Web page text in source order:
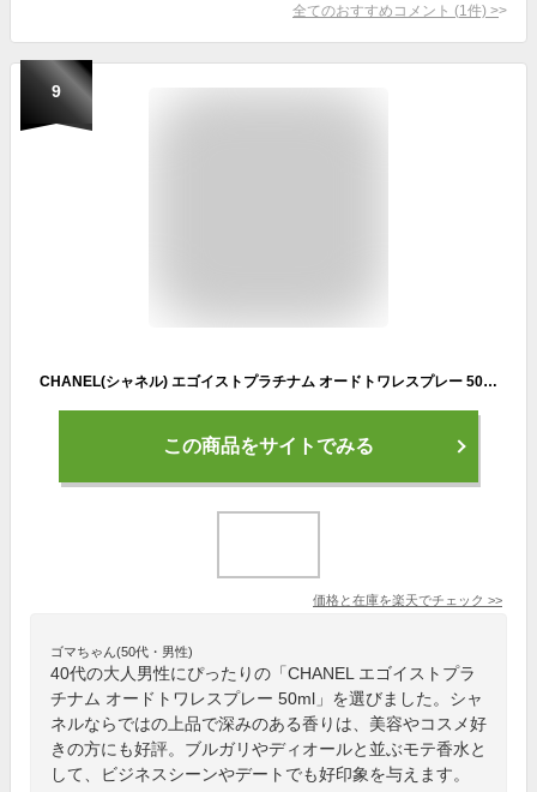
全てのおすすめコメント (1 件) >
9
CHANEL(シャネル) エゴイストプラチナム オードトワレスプレー 50ml
この商品をサイトでみる
価格と在庫を楽天でチェック >>
ゴマちゃん(50代・男性)
40代の大人男性にぴったりの「CHANEL エゴイストプラ
チナム オードトワレスプレー 50ml」を選びました。シャ
ネルならではの上品で深みのある香りは、美容やコスメ好
きの方にも好評。ブルガリやディオールと並ぶモテ香水と
して、ビジネスシーンやデートでも好印象を与えます。